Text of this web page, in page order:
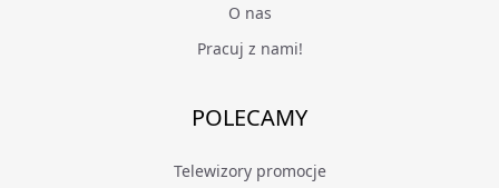
O nas
Pracuj z nami!
POLECAMY
Telewizory promocje